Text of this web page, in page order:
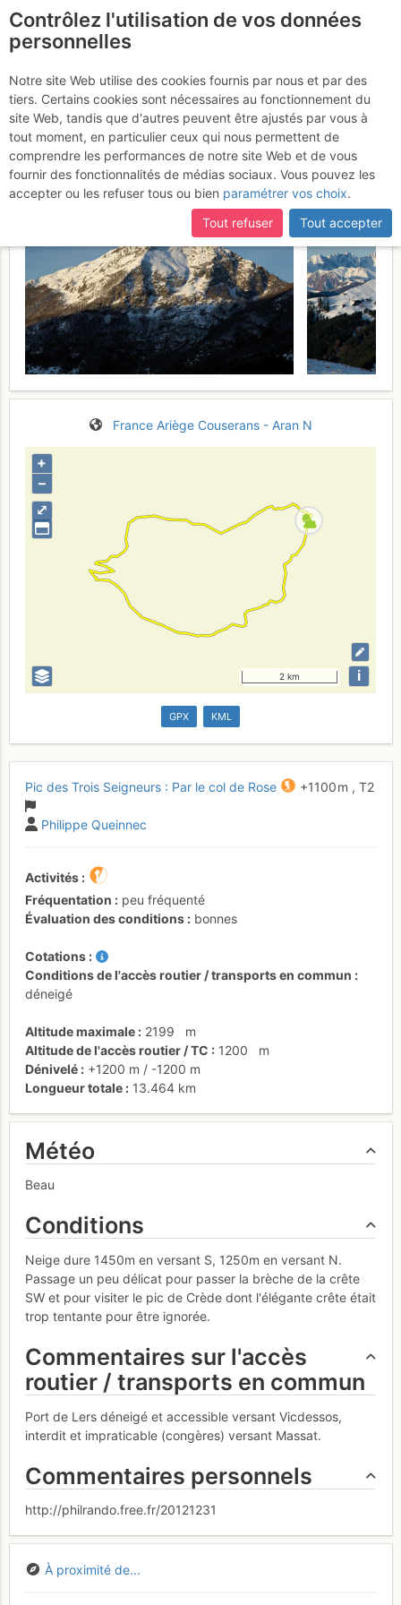
certaines pages ne sont plus accessibles, manquantes ou
incomplètes, déconnectez-vous puis reconnectez-vous à votre
compte sur le site.
Pic des Trois Seigneurs :
Par le col de Rose
Lundi 31
décembre 2012
France Ariège Couserans - Aran N
⤢
+
–
2 km i
GPX KML
Pic des Trois Seigneurs : Par le col de Rose +1100 m , T2
Philippe Queinnec
Activités
Fréquentation
peu fréquenté
Évaluation des conditions
bonnes
Cotations
Conditions de l'accès routier / transports en commun
déneigé
Altitude maximale 2199
m
Altitude de l'accès routier / TC
1200
m
Dénivelé
+1200 m / -1200 m
Longueur totale
13.464 km
Météo
Beau
Conditions
Neige dure 1450m en versant S, 1250m en versant N.
Passage un peu délicat pour passer la brèche de la crête
SW et pour visiter le pic de Crède dont l'élégante crête était
trop tentante pour être ignorée.
Commentaires sur l'accès
routier / transports en commun
Port de Lers déneigé et accessible versant Vicdessos,
interdit et impraticable (congères) versant Massat.
Commentaires personnels
http://philrando.free.fr/20121231
À proximité de...
Contrôlez l'utilisation de vos données
personnelles
Notre site Web utilise des cookies fournis par nous et par des
tiers. Certains cookies sont nécessaires au fonctionnement du
site Web, tandis que d'autres peuvent être ajustés par vous à
tout moment, en particulier ceux qui nous permettent de
comprendre les performances de notre site Web et de vous
fournir des fonctionnalités de médias sociaux. Vous pouvez les
accepter ou les refuser tous ou bien paramétrer vos choix.
Tout refuser
Tout accepter